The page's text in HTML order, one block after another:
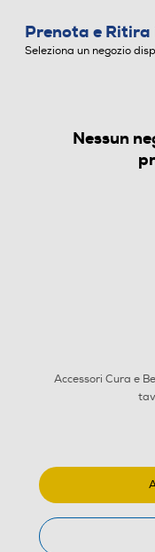
ACCESSORI CURA E
Prenota e
Seleziona un negozio
Nessun
Accessori Cura e